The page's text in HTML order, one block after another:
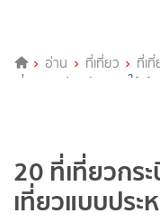
อ่าน ที่เที่ยว ที่เ
เที่ยวแบบประหยัด ทะเลใต้ ต้
20 ที่เที่ยวกร
เที่ยวแบบประ